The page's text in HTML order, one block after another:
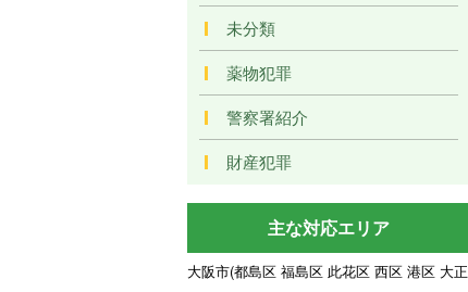
未分類
薬物犯罪
警察署紹介
財産犯罪
主な対応エリア
大阪市(都島区 福島区 此花区 西区 港区 大正